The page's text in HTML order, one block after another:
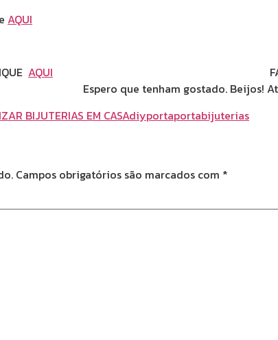
AQUI
AQUI FACEBOOK.COM/
Beijos! Até a
BIJUTERIAS EM CASAdiyportaportabijuterias
Campos obrigatórios são marcados com *